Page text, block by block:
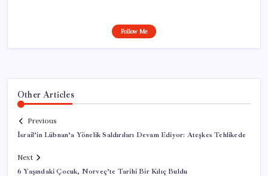
Follow Me
Other Articles
Previous
İsrail’in Lübnan’a Yönelik Saldırıları Devam Ediyor: Ateşkes Tehlikede
Next
6 Yaşındaki Çocuk, Norveç’te Tarihi Bir Kılıç Buldu